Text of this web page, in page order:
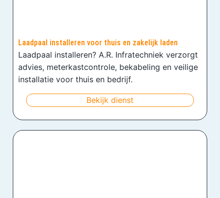
Laadpaal installeren voor thuis en zakelijk laden
Laadpaal installeren? A.R. Infratechniek verzorgt
advies, meterkastcontrole, bekabeling en veilige
installatie voor thuis en bedrijf.
Bekijk dienst